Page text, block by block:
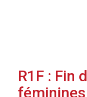
R1F : Fin
féminines